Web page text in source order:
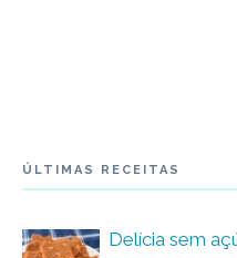
ÚLTIMAS RECEITAS
Delícia sem